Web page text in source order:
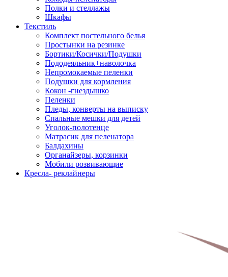
Полки и стеллажы
Шкафы
Текстиль
Комплект постельного белья
Простынки на резинке
Бортики/Косички/Подушки
Пододеяльник+наволочка
Непромокаемые пеленки
Подушки для кормления
Кокон -гнездышко
Пеленки
Пледы, конверты на выписку
Спальные мешки для детей
Уголок-полотенце
Матрасик для пеленатора
Балдахины
Органайзеры, корзинки
Мобили розвивающие
Кресла- реклайнеры